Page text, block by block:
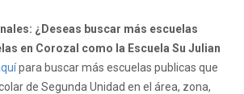
¿Deseas buscar más escuelas
en Corozal como la Escuela Su Julian
para buscar más escuelas publicas que
de Segunda Unidad en el área, zona,